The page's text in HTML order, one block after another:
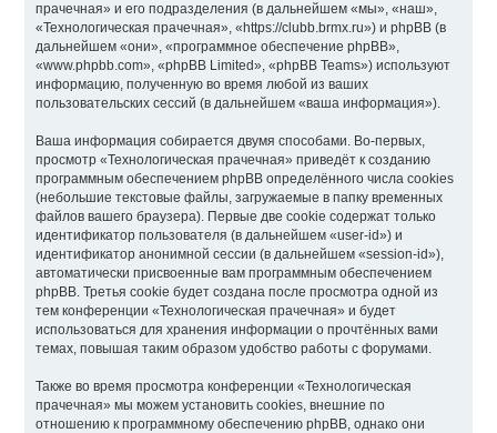
прачечная» и его подразделения (в дальнейшем «мы», «наш»,
«Технологическая прачечная», «https://clubb.brmx.ru») и phpBB (в
дальнейшем «они», «программное обеспечение phpBB»,
«www.phpbb.com», «phpBB Limited», «phpBB Teams») используют
информацию, полученную во время любой из ваших
пользовательских сессий (в дальнейшем «ваша информация»).
Ваша информация собирается двумя способами. Во-первых,
просмотр «Технологическая прачечная» приведёт к созданию
программным обеспечением phpBB определённого числа cookies
(небольшие текстовые файлы, загружаемые в папку временных
файлов вашего браузера). Первые две cookie содержат только
идентификатор пользователя (в дальнейшем «user-id») и
идентификатор анонимной сессии (в дальнейшем «session-id»),
автоматически присвоенные вам программным обеспечением
phpBB. Третья cookie будет создана после просмотра одной из
тем конференции «Технологическая прачечная» и будет
использоваться для хранения информации о прочтённых вами
темах, повышая таким образом удобство работы с форумами.
Также во время просмотра конференции «Технологическая
прачечная» мы можем установить cookies, внешние по
отношению к программному обеспечению phpBB, однако они